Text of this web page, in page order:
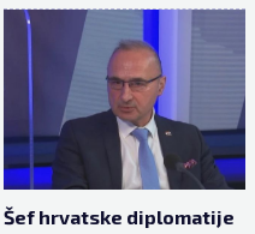
Šef hrvatske diplomatije